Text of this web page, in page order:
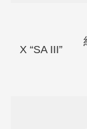
X “SA III”